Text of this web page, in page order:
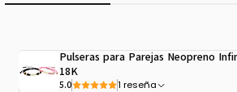
Pulseras para Parejas Neopreno
18K
5.0 1 reseña